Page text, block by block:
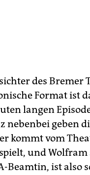
des Bremer
Format ist
langen
geben
kommt vom
und
Beamtin, ist also